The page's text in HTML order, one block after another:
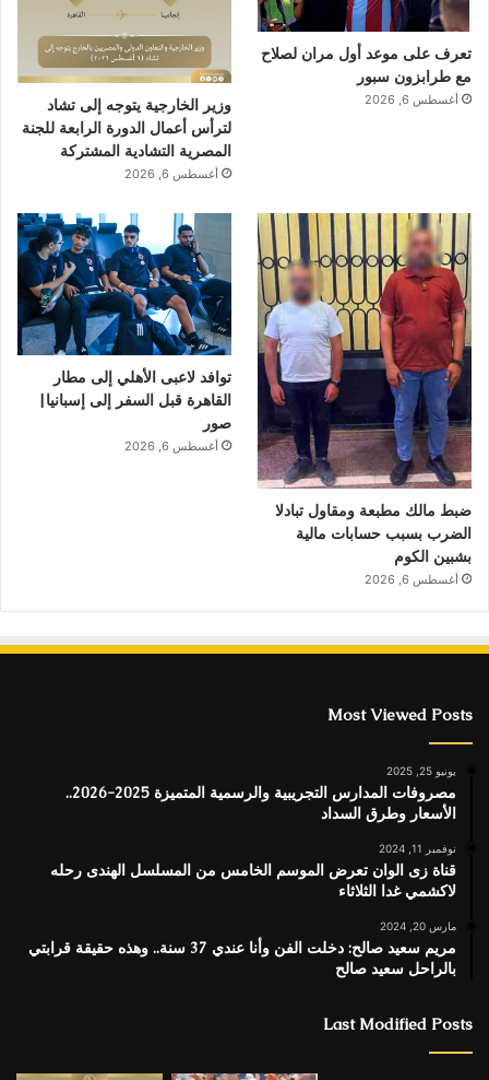
تعرف على موعد أول مران لصلاح
مع طرابزون سبور
أغسطس 6, 2026
وزير الخارجية يتوجه إلى تشاد
لترأس أعمال الدورة الرابعة للجنة
المصرية التشادية المشتركة
أغسطس 6, 2026
ضبط مالك مطبعة ومقاول تبادلا
الضرب بسبب حسابات مالية
بشبين الكوم
أغسطس 6, 2026
توافد لاعبى الأهلي إلى مطار
القاهرة قبل السفر إلى إسبانيا|
صور
أغسطس 6, 2026
Most Viewed Posts
يونيو 25, 2025
مصروفات المدارس التجريبية والرسمية المتميزة 2025-2026..
الأسعار وطرق السداد
نوفمبر 11, 2024
قناة زى الوان تعرض الموسم الخامس من المسلسل الهندى رحله
لاكشمي غدا الثلاثاء
مارس 20, 2024
مريم سعيد صالح: دخلت الفن وأنا عندي 37 سنة.. وهذه حقيقة قرابتي
بالراحل سعيد صالح
Last Modified Posts